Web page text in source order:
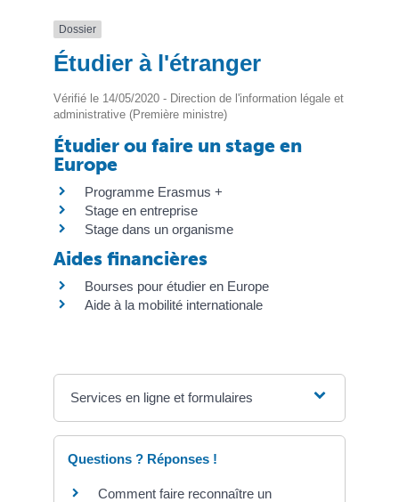
Dossier
Étudier à l'étranger
Vérifié le 14/05/2020 - Direction de l'information légale et
administrative (Première ministre)
Étudier ou faire un stage en
Europe
Programme Erasmus +
Stage en entreprise
Stage dans un organisme
Aides financières
Bourses pour étudier en Europe
Aide à la mobilité internationale
Services en ligne et formulaires
Questions ? Réponses !
Comment faire reconnaître un